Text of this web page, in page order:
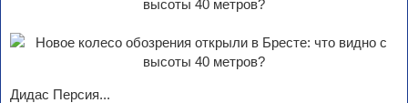
Дидас Персия...